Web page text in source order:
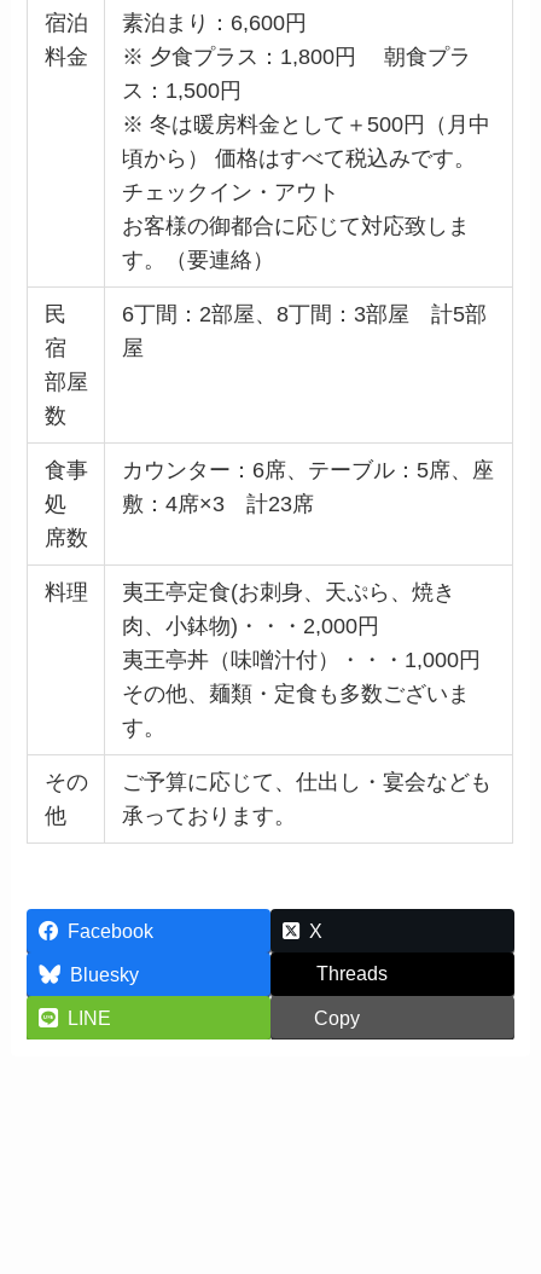
宿泊
料金
素泊まり：6,600円
※ 夕食プラス：1,800円 朝食プラ
ス：1,500円
※ 冬は暖房料金として＋500円（月中
頃から） 価格はすべて税込みです。
チェックイン・アウト
お客様の御都合に応じて対応致しま
す。（要連絡）
民
宿
部屋
数
6丁間：2部屋、8丁間：3部屋 計5部
屋
食事
処
席数
カウンター：6席、テーブル：5席、座
敷：4席×3 計23席
料理
夷王亭定食(お刺身、天ぷら、焼き
肉、小鉢物)・・・2,000円
夷王亭丼（味噌汁付）・・・1,000円
その他、麺類・定食も多数ございま
す。
その
他
ご予算に応じて、仕出し・宴会なども
承っております。
Facebook
X
Bluesky
Threads
LINE Copy